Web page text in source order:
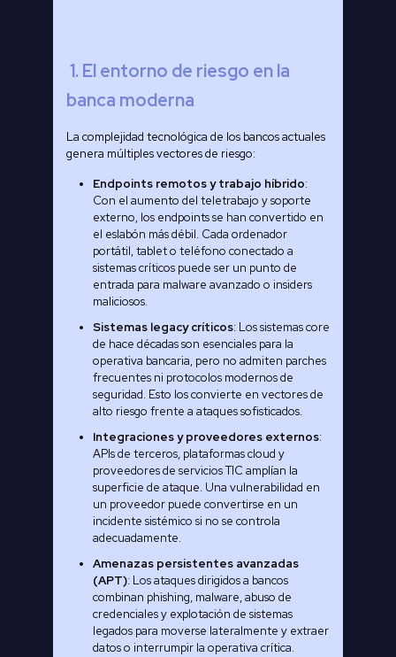
1. El entorno de riesgo en la
banca moderna
La complejidad tecnológica de los bancos actuales
genera múltiples vectores de riesgo:
Endpoints remotos y trabajo híbrido:
Con el aumento del teletrabajo y soporte
externo, los endpoints se han convertido en
el eslabón más débil. Cada ordenador
portátil, tablet o teléfono conectado a
sistemas críticos puede ser un punto de
entrada para malware avanzado o insiders
maliciosos.
Sistemas legacy críticos: Los sistemas core
de hace décadas son esenciales para la
operativa bancaria, pero no admiten parches
frecuentes ni protocolos modernos de
seguridad. Esto los convierte en vectores de
alto riesgo frente a ataques sofisticados.
Integraciones y proveedores externos:
APIs de terceros, plataformas cloud y
proveedores de servicios TIC amplían la
superficie de ataque. Una vulnerabilidad en
un proveedor puede convertirse en un
incidente sistémico si no se controla
adecuadamente.
Amenazas persistentes avanzadas
(APT): Los ataques dirigidos a bancos
combinan phishing, malware, abuso de
credenciales y explotación de sistemas
legados para moverse lateralmente y extraer
datos o interrumpir la operativa crítica.